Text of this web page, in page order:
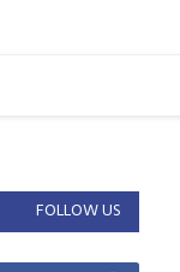
FOLLOW US